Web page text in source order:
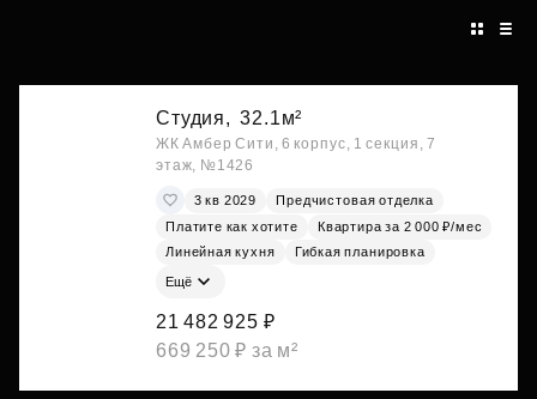
Студия, 32.1м²
ЖК Амбер Сити, 6 корпус, 1 секция, 7
этаж, №1426
3 кв 2029
Предчистовая отделка
Платите как хотите
Квартира за 2 000 ₽/мес
Линейная кухня
Гибкая планировка
Ещё
21 482 925 ₽
669 250 ₽ за м²